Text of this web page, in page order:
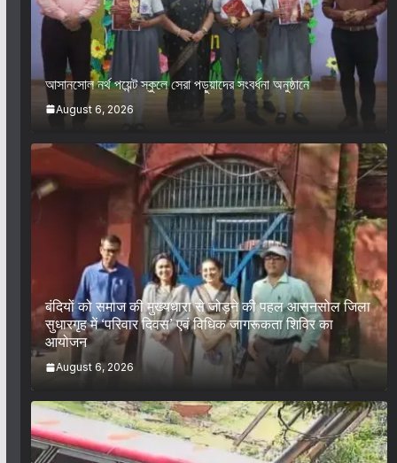
আসানসোল নর্থ পয়েন্ট স্কুলে সেরা পড়ুয়াদের সংবর্ধনা অনুষ্ঠানে
August 6, 2026
बंदियों को समाज की मुख्यधारा से जोड़ने की पहल आसनसोल जिला
सुधारगृह में ‘परिवार दिवस’ एवं विधिक जागरूकता शिविर का
आयोजन
August 6, 2026